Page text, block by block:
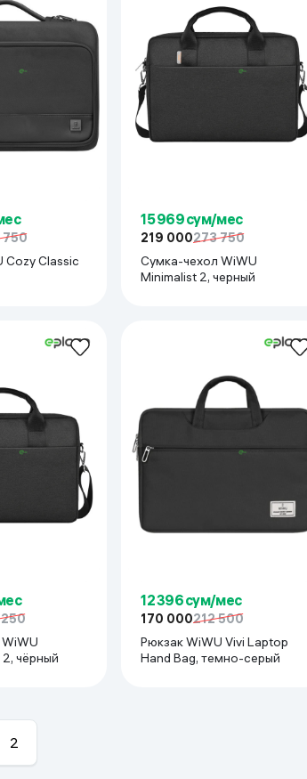
покрытием
ручка, два передних кармана для
основное отделение,
750
Cozy Classic
15 969 сум/мес
219 000273 750
Сумка-чехол WiWU
Minimalist 2, черный
чёрный
12 396 сум/мес
170 000212 500
Рюкзак WiWU Vivi Laptop
Hand Bag, темно-серый
2